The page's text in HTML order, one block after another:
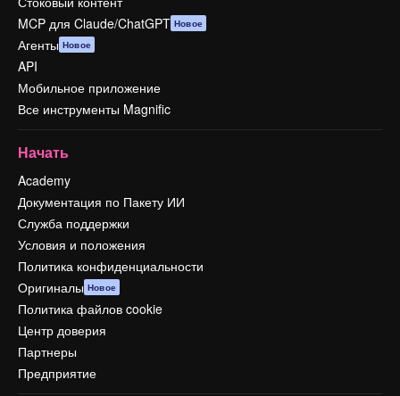
MCP для Claude/ChatGPT Новое
Агенты Новое
API
Мобильное приложение
Все инструменты Magnific
Начать
Academy
Документация по Пакету ИИ
Служба поддержки
Условия и положения
Политика конфиденциальности
Оригиналы Новое
Политика файлов cookie
Центр доверия
Партнеры
Предприятие